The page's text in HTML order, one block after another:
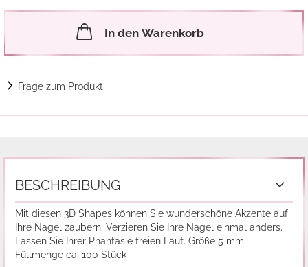
In den Warenkorb
Frage zum Produkt
BESCHREIBUNG
Mit diesen 3D Shapes können Sie wunderschöne Akzente auf
Ihre Nägel zaubern. Verzieren Sie Ihre Nägel einmal anders.
Lassen Sie Ihrer Phantasie freien Lauf. Größe 5 mm
Füllmenge ca. 100 Stück